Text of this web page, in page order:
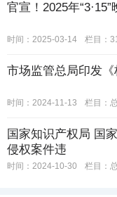
官宣！2025年
时间：2025-03-14 栏目：
市场监管总局印发《
时间：2024-11-13 栏目：
国家知识产权局 国
侵权案件违
时间：2024-10-30 栏目：